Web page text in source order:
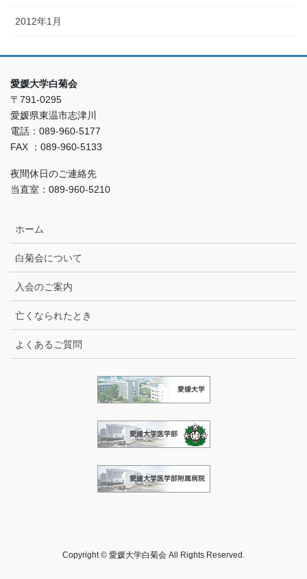
2012年1月
愛媛大学白菊会
〒791-0295
愛媛県東温市志津川
電話：089-960-5177
FAX ：089-960-5133
夜間休日のご連絡先
当直室：089-960-5210
ホーム
白菊会について
入会のご案内
亡くなられたとき
よくあるご質問
Copyright © 愛媛大学白菊会 All Rights Reserved.